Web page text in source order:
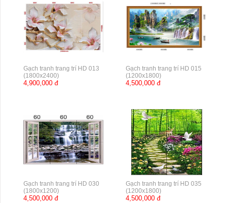
Gạch tranh trang trí HD 013
(1800x2400)
4,900,000 đ
Gạch tranh trang trí HD 015
(1200x1800)
4,500,000 đ
Gạch tranh trang trí HD 030
(1800x1200)
4,500,000 đ
Gạch tranh trang trí HD 035
(1200x1800)
4,500,000 đ